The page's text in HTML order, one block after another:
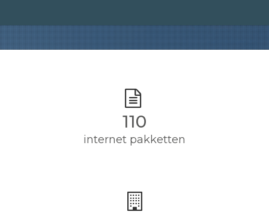
110
internet pakketten